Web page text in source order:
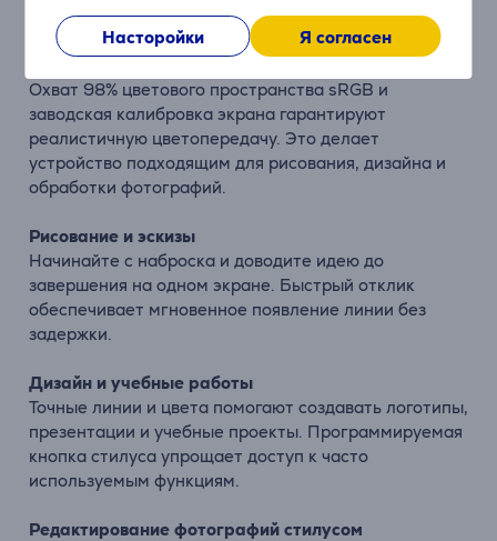
Насторойки Я согласен
карандашом или кистью.
Охват 98% цветового пространства sRGB и
заводская калибровка экрана гарантируют
реалистичную цветопередачу. Это делает
устройство подходящим для рисования, дизайна и
обработки фотографий.
Рисование и эскизы
Начинайте с наброска и доводите идею до
завершения на одном экране. Быстрый отклик
обеспечивает мгновенное появление линии без
задержки.
Дизайн и учебные работы
Точные линии и цвета помогают создавать логотипы,
презентации и учебные проекты. Программируемая
кнопка стилуса упрощает доступ к часто
используемым функциям.
Редактирование фотографий стилусом